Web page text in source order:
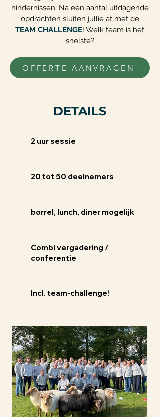
hindernissen. Na een aantal uitdagende
opdrachten sluiten jullie af met de
TEAM CHALLENGE! Welk team is het
snelste?
OFFERTE AANVRAGEN
DETAILS
2 uur sessie
20 tot 50 deelnemers
borrel, lunch, diner mogelijk
Combi vergadering /
conferentie
Incl. team-challenge!